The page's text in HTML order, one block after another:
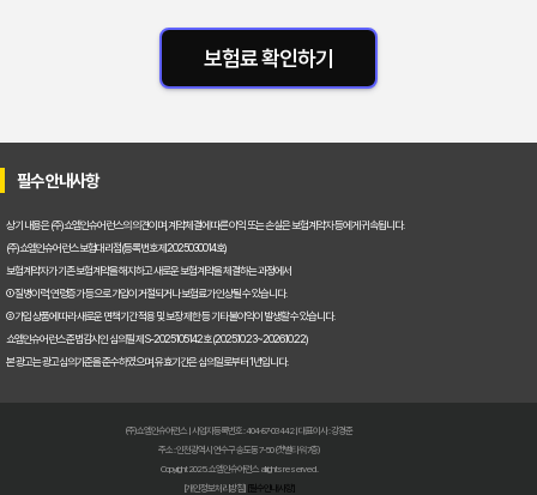
보험료 확인하기
필수 안내사항
상기 내용은 (주)쇼엠인슈어런스의 의견이며, 계약체결에 따른 이익 또는 손실은 보험계약자 등에게 귀속됩니다.
(주)쇼엠인슈어런스 보험대리점(등록번호 제2025030014호)
보험계약자가 기존 보험계약을 해지하고 새로운 보험계약을 체결하는 과정에서
① 질병이력, 연령증가 등으로 가입이 거절되거나 보험료가 인상될 수 있습니다.
② 가입 상품에 따라 새로운 면책기간 적용 및 보장 제한 등 기타 불이익이 발생할 수 있습니다.
쇼엠인슈어런스 준법감시인 심의필 제S-2025105142호 (2025.10.23~2026.10.22)
본 광고는 광고심의기준을 준수하였으며, 유효기간은 심의일로부터 1년입니다.
(주)쇼엠인슈어런스 | 사업자등록번호 : 404-87-03442 | 대표이사 : 강경준
주소 : 인천광역시 연수구 송도동 7-50 (갯벌타워 7층)
Copyright 2025. 쇼엠인슈어런스 all rights reserved.
[개인정보처리방침] [필수안내사항]